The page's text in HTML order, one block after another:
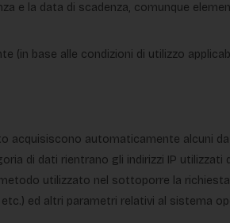
e la data di scadenza, comunque
(in base alle condizioni di utilizzo
acquisiscono automaticamente alcuni
di dati rientrano gli indirizzi IP
utilizzato nel sottoporre la
ed altri parametri relativi al sistema